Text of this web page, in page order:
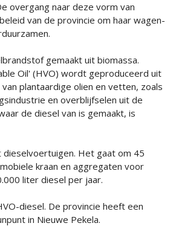
overgang naar deze vorm van
van de provincie om haar wagen-
gemaakt uit biomassa.
Oil' (HVO) wordt geproduceerd uit
plantaardige olien en vetten, zoals
en overblijfselen uit de
de diesel van is gemaakt, is
dieselvoertuigen. Het gaat om 45
kraan en aggregaten voor
liter diesel per jaar.
diesel. De provincie heeft een
in Nieuwe Pekela.